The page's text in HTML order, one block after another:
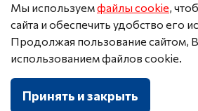
Корзина
Мы используемфайлы cookie,
сайта и обеспечить удобство его
Продолжая пользование сайтом,
использованием файлов cookie.
Принять и закрыть